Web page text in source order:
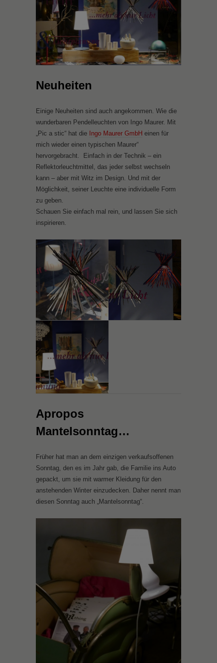
Neuheiten
Einige Neuheiten sind auch angekommen. Wie die
wunderbaren Pendelleuchten von Ingo Maurer. Mit
„Pic a stic“ hat die Ingo Maurer GmbH einen für
mich wieder einen typischen Maurer“
hervorgebracht. Einfach in der Technik – ein
Reflektorleuchtmittel, das jeder selbst wechseln
kann – aber mit Witz im Design. Und mit der
Möglichkeit, seiner Leuchte eine individuelle Form
zu geben.
Schauen Sie einfach mal rein, und lassen Sie sich
inspirieren.
Apropos
Mantelsonntag…
Früher hat man an dem einzigen verkaufsoffenen
Sonntag, den es im Jahr gab, die Familie ins Auto
gepackt, um sie mit warmer Kleidung für den
anstehenden Winter einzudecken. Daher nennt man
diesen Sonntag auch „Mantelsonntag“.